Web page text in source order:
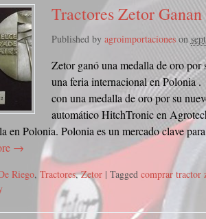
Tractores Zetor
Published by agroimportacioneson
Zetor ganó una medalla de oro
una feria internacional en Polonia
con una medalla de oro por su
automático HitchTronic en
en Polonia. Polonia es un mercado clave
→
Riego, Tractores,Zetor | Tagged comprar tractor